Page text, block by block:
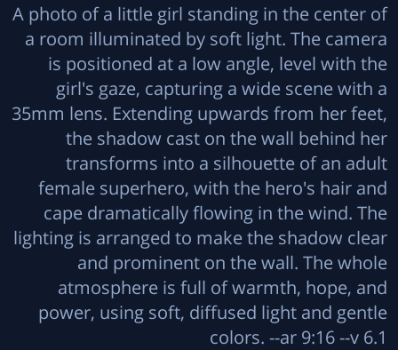
A photo of a little girl standing in the center of
a room illuminated by soft light. The camera
is positioned at a low angle, level with the
girl's gaze, capturing a wide scene with a
35mm lens. Extending upwards from her feet,
the shadow cast on the wall behind her
transforms into a silhouette of an adult
female superhero, with the hero's hair and
cape dramatically flowing in the wind. The
lighting is arranged to make the shadow clear
and prominent on the wall. The whole
atmosphere is full of warmth, hope, and
power, using soft, diffused light and gentle
colors. --ar 9:16 --v 6.1